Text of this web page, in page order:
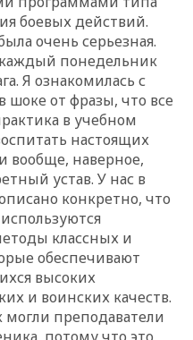
боевых действий.
очень серьезная.
понедельник
Я ознакомилась с
шоке от фразы, что все
в учебном
настоящих
вообще, наверное,
устав. У нас в
конкретно, что
классных и
обеспечивают
высоких
и воинских качеств.
преподаватели